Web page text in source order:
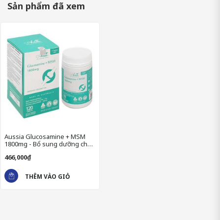
Glucosamine và Dimethyl Sulfone (MSM) giúp hỗ trợ tái tạo sụn
động. Đây không chỉ là lựa chọn lý tưởng cho người lớn tuổi mà
còn cho những ai thường xuyên vận động mạnh hoặc gặp các
vấn đề về khớp.
Aussia Glucosamine + MSM 1800mg không chỉ tập trung vào
việc cải thiện sức khỏe xương khớp mà còn góp phần nâng cao
chất lượng cuộc sống, giúp người dùng duy trì sự năng động và
thoải mái trong các hoạt động hàng ngày.
Sản phẩm đã xem
Aussia Glucosamine + MSM
1800mg - Bổ sung dưỡng chất,
466,000₫
THÊM VÀO GIỎ